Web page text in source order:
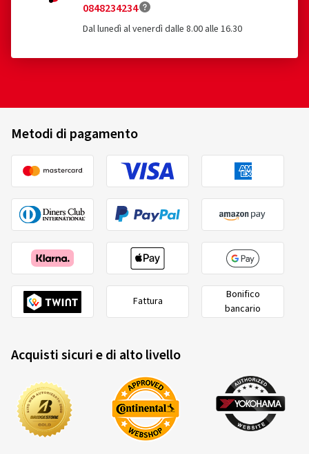
0848234234
Dal lunedì al venerdì dalle 8.00 alle 16.30
Metodi di pagamento
Fattura
Bonifico
bancario
Acquisti sicuri e di alto livello